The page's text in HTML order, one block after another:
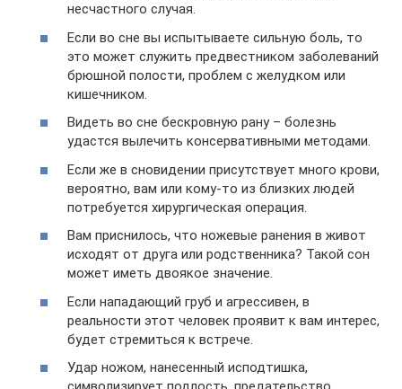
несчастного случая.
Если во сне вы испытываете сильную боль, то
это может служить предвестником заболеваний
брюшной полости, проблем с желудком или
кишечником.
Видеть во сне бескровную рану – болезнь
удастся вылечить консервативными методами.
Если же в сновидении присутствует много крови,
вероятно, вам или кому-то из близких людей
потребуется хирургическая операция.
Вам приснилось, что ножевые ранения в живот
исходят от друга или родственника? Такой сон
может иметь двоякое значение.
Если нападающий груб и агрессивен, в
реальности этот человек проявит к вам интерес,
будет стремиться к встрече.
Удар ножом, нанесенный исподтишка,